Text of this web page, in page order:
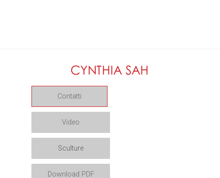
Contatti
Video
Sculture
Download PDF